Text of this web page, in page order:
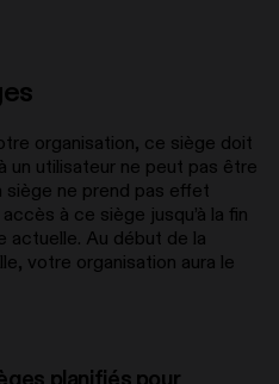
organisation, ce siège doit
un utilisateur ne peut pas être
siège ne prend pas effet
à ce siège jusqu’à la fin
actuelle. Au début de la
votre organisation aura le